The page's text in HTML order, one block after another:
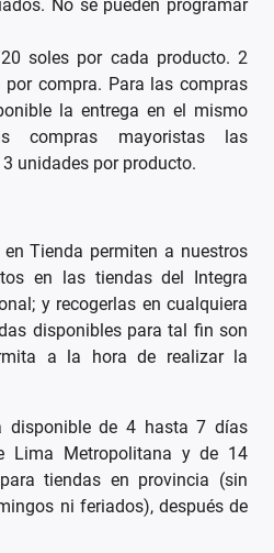
No se pueden programar
soles por cada producto. 2
compra. Para las compras
la entrega en el mismo
compras mayoristas las
unidades por producto.
Tienda permiten a nuestros
en las tiendas del Integra
y recogerlas en cualquiera
disponibles para tal fin son
a la hora de realizar la
disponible de 4 hasta 7 días
Lima Metropolitana y de 14
tiendas en provincia (sin
ni feriados), después de